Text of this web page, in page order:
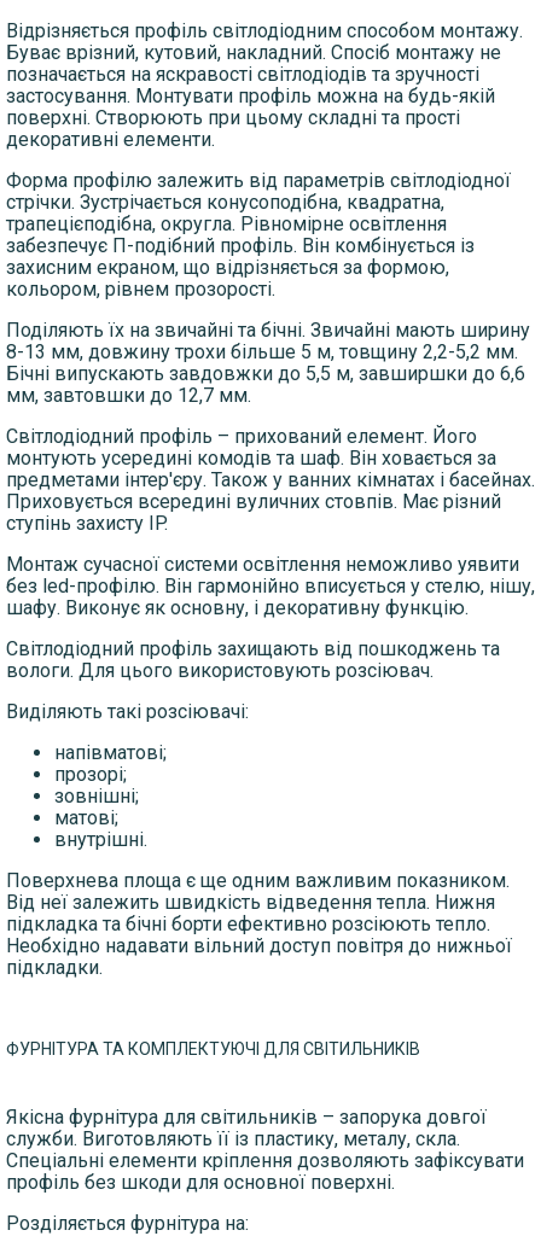
Відрізняється профіль світлодіодним способом монтажу.
Буває врізний, кутовий, накладний. Спосіб монтажу не
позначається на яскравості світлодіодів та зручності
застосування. Монтувати профіль можна на будь-якій
поверхні. Створюють при цьому складні та прості
декоративні елементи.
Форма профілю залежить від параметрів світлодіодної
стрічки. Зустрічається конусоподібна, квадратна,
трапецієподібна, округла. Рівномірне освітлення
забезпечує П-подібний профіль. Він комбінується із
захисним екраном, що відрізняється за формою,
кольором, рівнем прозорості.
Поділяють їх на звичайні та бічні. Звичайні мають ширину
8-13 мм, довжину трохи більше 5 м, товщину 2,2-5,2 мм.
Бічні випускають завдовжки до 5,5 м, завширшки до 6,6
мм, завтовшки до 12,7 мм.
Світлодіодний профіль – прихований елемент. Його
монтують усередині комодів та шаф. Він ховається за
предметами інтер'єру. Також у ванних кімнатах і басейнах.
Приховується всередині вуличних стовпів. Має різний
ступінь захисту IP.
Монтаж сучасної системи освітлення неможливо уявити
без led-профілю. Він гармонійно вписується у стелю, нішу,
шафу. Виконує як основну, і декоративну функцію.
Світлодіодний профіль захищають від пошкоджень та
вологи. Для цього використовують розсіювач.
Виділяють такі розсіювачі:
напівматові;
прозорі;
зовнішні;
матові;
внутрішні.
Поверхнева площа є ще одним важливим показником.
Від неї залежить швидкість відведення тепла. Нижня
підкладка та бічні борти ефективно розсіюють тепло.
Необхідно надавати вільний доступ повітря до нижньої
підкладки.
ФУРНІТУРА ТА КОМПЛЕКТУЮЧІ ДЛЯ СВІТИЛЬНИКІВ
Якісна фурнітура для світильників – запорука довгої
служби. Виготовляють її із пластику, металу, скла.
Спеціальні елементи кріплення дозволяють зафіксувати
профіль без шкоди для основної поверхні.
Розділяється фурнітура на: